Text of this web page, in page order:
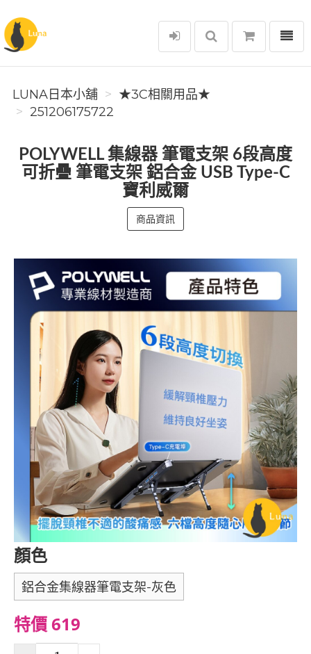
Luna日本小舖
選單
LUNA日本小舖
★3C相關用品★
251206175722
POLYWELL 集線器 筆電支架 6段高度
可折疊 筆電支架 鋁合金 USB Type-C
寶利威爾
商品資訊
顏色
鋁合金集線器筆電支架-灰色
特價 619